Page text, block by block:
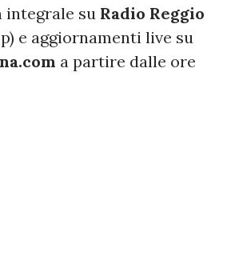
su Radio Reggio
e aggiornamenti live su
a partire dalle ore